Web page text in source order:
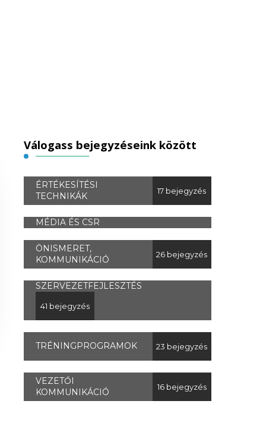
Válogass bejegyzéseink között
ÉRTÉKESÍTÉSI
TECHNIKÁK
17 bejegyzés
MÉDIA ÉS CSR
ÖNISMERET,
KOMMUNIKÁCIÓ
26 bejegyzés
SZERVEZETFEJLESZTÉS
41 bejegyzés
TRÉNINGPROGRAMOK 23 bejegyzés
VEZETŐI
KOMMUNIKÁCIÓ
16 bejegyzés